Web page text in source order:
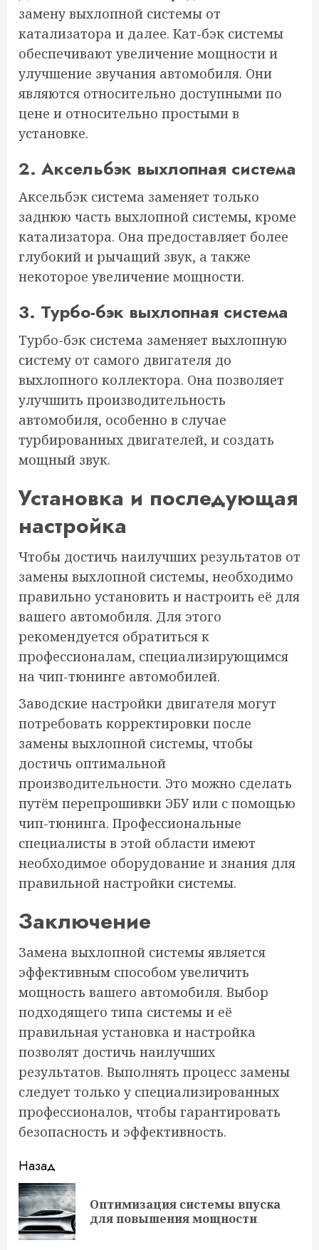
замену выхлопной системы от
катализатора и далее. Кат-бэк системы
обеспечивают увеличение мощности и
улучшение звучания автомобиля. Они
являются относительно доступными по
цене и относительно простыми в
установке.
2. Аксельбэк выхлопная система
Аксельбэк система заменяет только
заднюю часть выхлопной системы, кроме
катализатора. Она предоставляет более
глубокий и рычащий звук, а также
некоторое увеличение мощности.
3. Турбо-бэк выхлопная система
Турбо-бэк система заменяет выхлопную
систему от самого двигателя до
выхлопного коллектора. Она позволяет
улучшить производительность
автомобиля, особенно в случае
турбированных двигателей, и создать
мощный звук.
Установка и последующая
настройка
Чтобы достичь наилучших результатов от
замены выхлопной системы, необходимо
правильно установить и настроить её для
вашего автомобиля. Для этого
рекомендуется обратиться к
профессионалам, специализирующимся
на чип-тюнинге автомобилей.
Заводские настройки двигателя могут
потребовать корректировки после
замены выхлопной системы, чтобы
достичь оптимальной
производительности. Это можно сделать
путём перепрошивки ЭБУ или с помощью
чип-тюнинга. Профессиональные
специалисты в этой области имеют
необходимое оборудование и знания для
правильной настройки системы.
Заключение
Замена выхлопной системы является
эффективным способом увеличить
мощность вашего автомобиля. Выбор
подходящего типа системы и её
правильная установка и настройка
позволят достичь наилучших
результатов. Выполнять процесс замены
следует только у специализированных
профессионалов, чтобы гарантировать
безопасность и эффективность.
Продолжить
чтение
Назад
Оптимизация системы впуска
для повышения мощности